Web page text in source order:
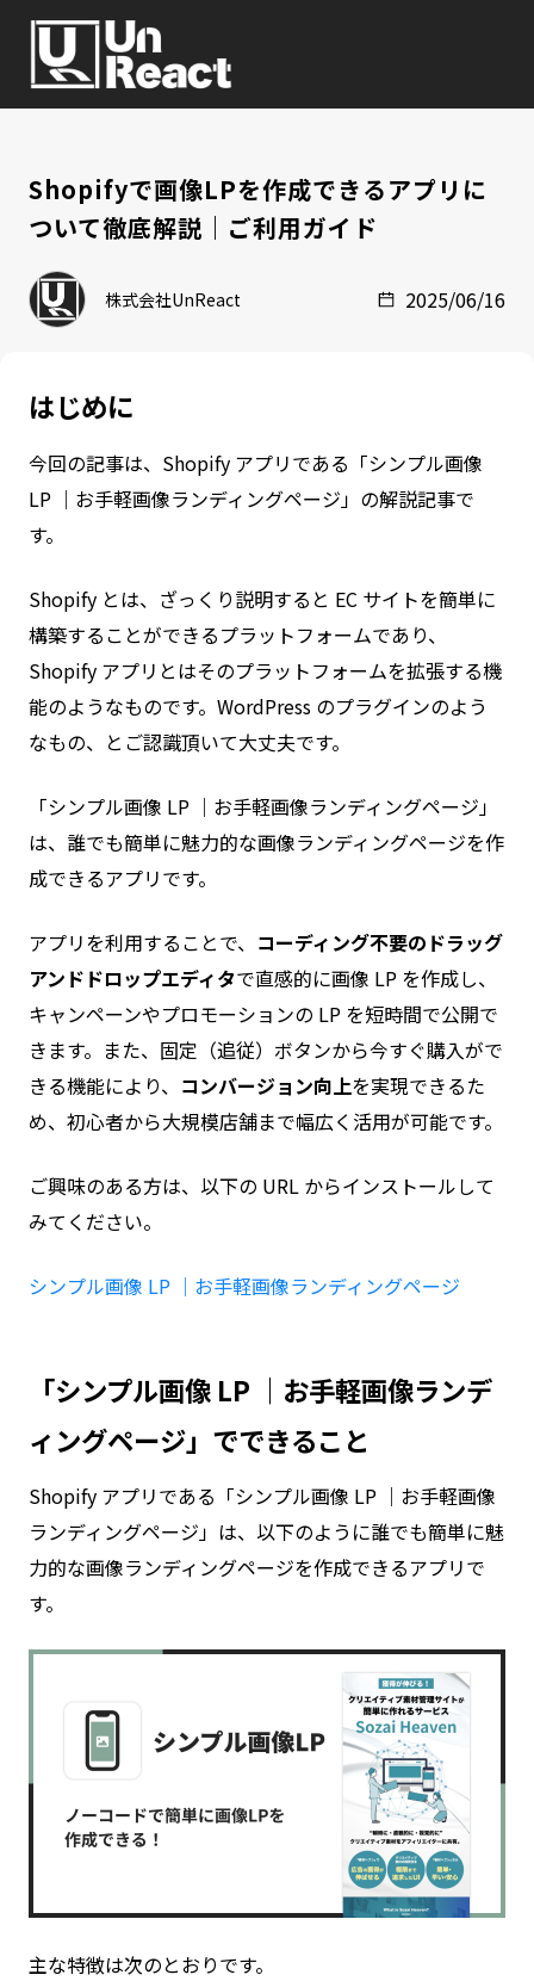
Shopifyで画像LPを作成できるアプリに
ついて徹底解説｜ご利用ガイド
株式会社UnReact 2025/06/16
はじめに
今回の記事は、Shopify アプリである「シンプル画像
LP ｜お手軽画像ランディングページ」の解説記事で
す。
Shopify とは、ざっくり説明すると EC サイトを簡単に
構築することができるプラットフォームであり、
Shopify アプリとはそのプラットフォームを拡張する機
能のようなものです。WordPress のプラグインのよう
なもの、とご認識頂いて大丈夫です。
「シンプル画像 LP ｜お手軽画像ランディングページ」
は、誰でも簡単に魅力的な画像ランディングページを作
成できるアプリです。
アプリを利用することで、 コーディング不要のドラッグ
アンドドロップエディタで直感的に画像 LP を作成し、
キャンペーンやプロモーションの LP を短時間で公開で
きます。また、固定（追従）ボタンから今すぐ購入がで
きる機能により、 コンバージョン向上を実現できるた
め、初心者から大規模店舗まで幅広く活用が可能です。
ご興味のある方は、以下の URL からインストールして
みてください。
シンプル画像 LP ｜お手軽画像ランディングページ
「シンプル画像 LP ｜お手軽画像ランデ
ィングページ」でできること
Shopify アプリである「シンプル画像 LP ｜お手軽画像
ランディングページ」は、以下のように誰でも簡単に魅
力的な画像ランディングページを作成できるアプリで
す。
主な特徴は次のとおりです。